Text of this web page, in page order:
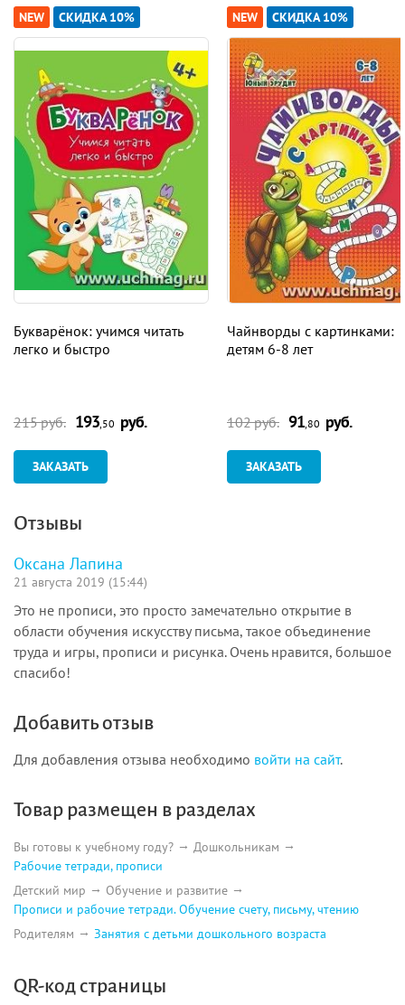
NEW СКИДКА 10%
Букварёнок: учимся читать
легко и быстро
215 руб. 193 ,50 руб.
ЗАКАЗАТЬ
NEW СКИДКА 10%
Чайнворды с картинками:
детям 6-8 лет
102 руб. 91 ,80 руб.
ЗАКАЗАТЬ
Отзывы
Оксана Лапина
21 августа 2019 (15:44)
Это не прописи, это просто замечательно открытие в
области обучения искусству письма, такое объединение
труда и игры, прописи и рисунка. Очень нравится, большое
спасибо!
Добавить отзыв
Для добавления отзыва необходимо войти на сайт.
Товар размещен в разделах
Вы готовы к учебному году?
Дошкольникам
Рабочие тетради, прописи
Детский мир
Обучение и развитие
Прописи и рабочие тетради. Обучение счету, письму, чтению
Родителям
Занятия с детьми дошкольного возраста
QR-код страницы